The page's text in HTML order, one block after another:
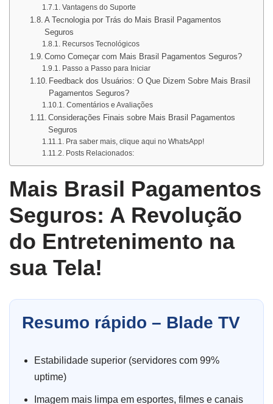
Vantagens do Suporte
A Tecnologia por Trás do Mais Brasil Pagamentos
Seguros
Recursos Tecnológicos
Como Começar com Mais Brasil Pagamentos Seguros?
Passo a Passo para Iniciar
Feedback dos Usuários: O Que Dizem Sobre Mais Brasil
Pagamentos Seguros?
Comentários e Avaliações
Considerações Finais sobre Mais Brasil Pagamentos
Seguros
Pra saber mais, clique aqui no WhatsApp!
Posts Relacionados:
Mais Brasil Pagamentos
Seguros: A Revolução
do Entretenimento na
sua Tela!
Resumo rápido – Blade TV
Estabilidade superior (servidores com 99%
uptime)
Imagem mais limpa em esportes, filmes e canais